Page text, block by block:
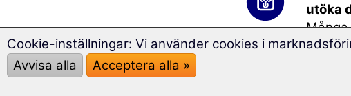
utöka
Cookie-inställningar: Vi använder cookies i
Avvisa alla
Acceptera alla »